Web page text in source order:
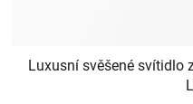
Luxusní svěšené svítidlo